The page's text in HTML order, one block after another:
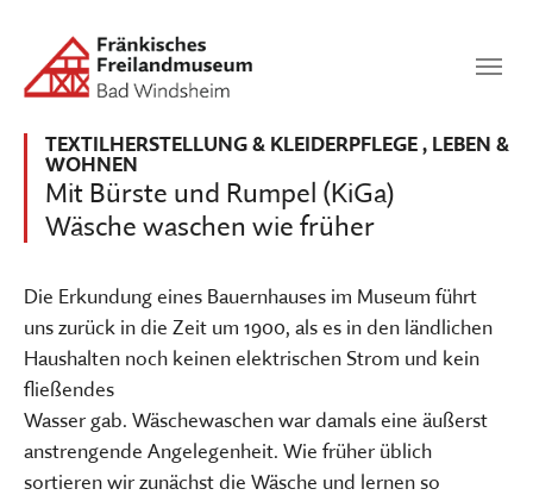
SUCHEN
Mit Bürste und Rumpel (KiGa)
Wäsche waschen wie früher
TEXTILHERSTELLUNG & KLEIDERPFLEGE, LEBEN &
WOHNEN
Die Erkundung eines Bauernhauses im Museum führt
uns zurück in die Zeit um 1900, als es in den ländlichen
Haushalten noch keinen elektrischen Strom und kein
fließendes
Wasser gab. Wäschewaschen war damals eine äußerst
anstrengende Angelegenheit. Wie früher üblich
sortieren wir zunächst die Wäsche und lernen so